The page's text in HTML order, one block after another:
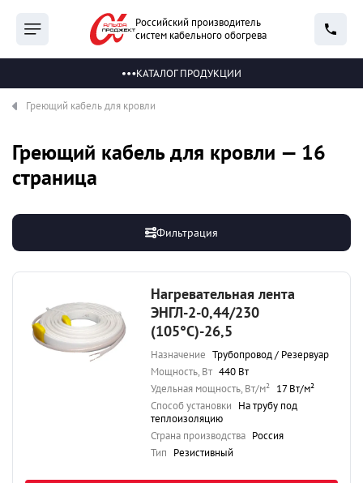
Российский производитель
систем кабельного обогрева
КАТАЛОГ ПРОДУКЦИИ
Греющий кабель для кровли
Греющий кабель для кровли — 16
страница
Фильтрация
Нагревательная лента
ЭНГЛ-2-0,44/230
(105°С)-26,5
Назначение Трубопровод / Резервуар
Мощность, Вт 440 Вт
Удельная мощность, Вт/м² 17 Вт/м²
Способ установки На трубу под
теплоизоляцию
Страна производства Россия
Тип Резистивный